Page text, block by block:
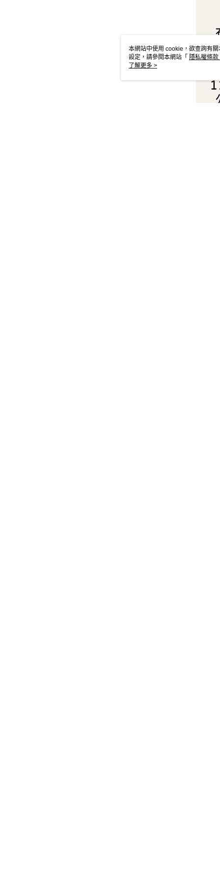
本網站中使用 cookie，欲查詢有
設定，請參閱本網站「 隱私權條款
使用 cookie。
了解更多 >